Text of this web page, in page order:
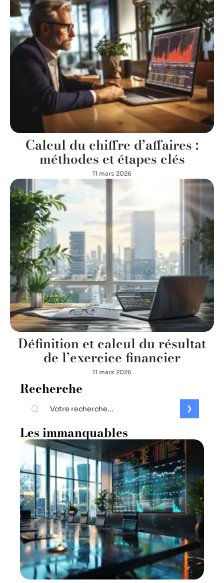
Calcul du chiffre d’affaires :
méthodes et étapes clés
11 mars 2026
Définition et calcul du résultat
de l’exercice financier
11 mars 2026
Recherche
Les immanquables